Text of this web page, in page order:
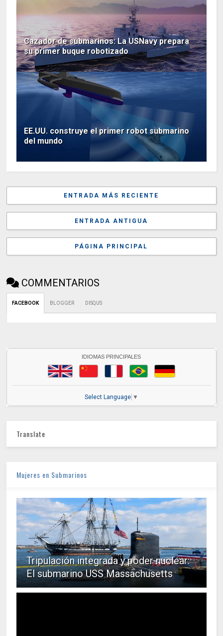
Cazador de submarinos: La USNavy prepara
su primer buque robotizado
EE.UU. construye el primer robot submarino
del mundo
ENTRADA MÁS RECIENTE
ENTRADA ANTIGUA
PÁGINA PRINCIPAL
COMMENTARIOS
FACEBOOK BLOGGER DISQUS
IDIOMAS PRINCIPALES
Select Language ▼
Translate
Mujeres en Submarinos
Tripulación integrada y poder nuclear:
El submarino USS Massachusetts